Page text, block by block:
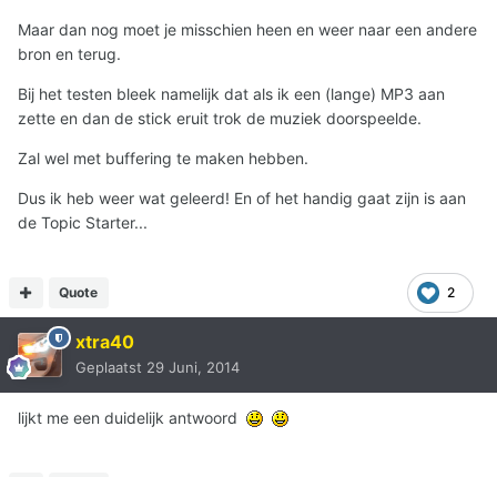
Maar dan nog moet je misschien heen en weer naar een andere
bron en terug.
Bij het testen bleek namelijk dat als ik een (lange) MP3 aan
zette en dan de stick eruit trok de muziek doorspeelde.
Zal wel met buffering te maken hebben.
Dus ik heb weer wat geleerd! En of het handig gaat zijn is aan
de Topic Starter...
2
Quote
xtra40
Geplaatst 29 Juni, 2014
lijkt me een duidelijk antwoord